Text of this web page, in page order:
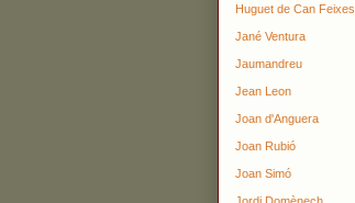
Huguet de Can Feixes
Jané Ventura
Jaumandreu
Jean Leon
Joan d'Anguera
Joan Rubió
Joan Simó